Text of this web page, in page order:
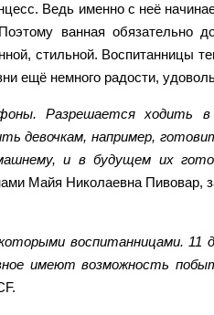
Ведь именно с неё
ванная обязательно
стильной. Воспитанницы
ещё немного радости,
Разрешается ходить в
девочкам, например,
и в будущем их
Майя Николаевна Пивовар,
воспитанницами. 11
имеют возможность